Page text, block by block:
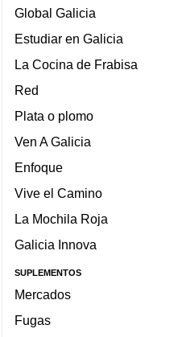
Global Galicia
Estudiar en Galicia
La Cocina de Frabisa
Red
Plata o plomo
Ven A Galicia
Enfoque
Vive el Camino
La Mochila Roja
Galicia Innova
SUPLEMENTOS
Mercados
Fugas